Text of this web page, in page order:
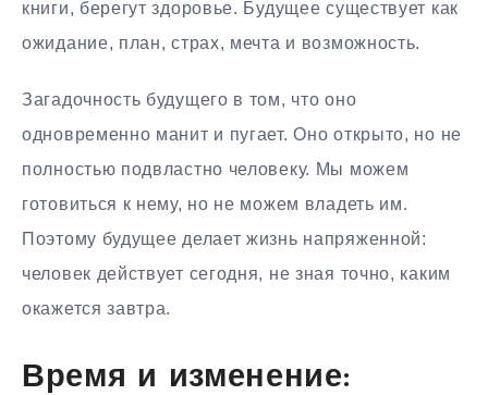
книги, берегут здоровье. Будущее существует как
ожидание, план, страх, мечта и возможность.
Загадочность будущего в том, что оно
одновременно манит и пугает. Оно открыто, но не
полностью подвластно человеку. Мы можем
готовиться к нему, но не можем владеть им.
Поэтому будущее делает жизнь напряженной:
человек действует сегодня, не зная точно, каким
окажется завтра.
Время и изменение: